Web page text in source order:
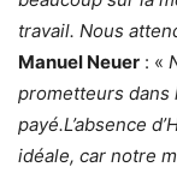
travail. Nous
Manuel Neuer : «
prometteurs dans
payé.L’absence
idéale, car notre